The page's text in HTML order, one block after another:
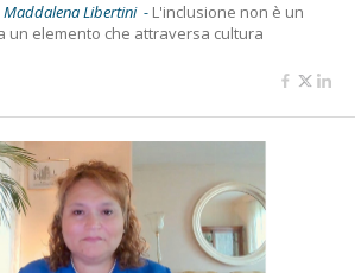
Maddalena Libertini - L'inclusione non è un
un elemento che attraversa cultura